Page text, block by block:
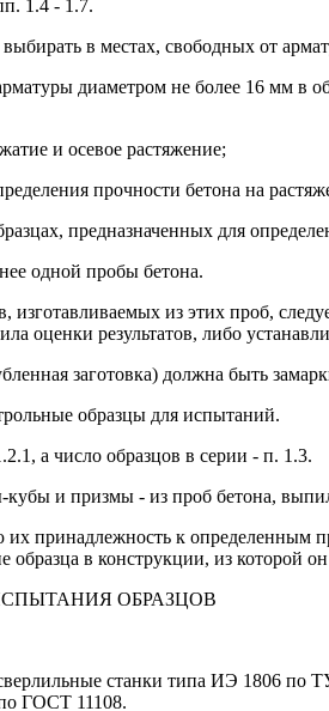
1.4 - 1.7.
в местах, свободных от
диаметром не более 16 мм
и осевое растяжение;
прочности бетона на
предназначенных для
одной пробы бетона.
изготавливаемых из этих проб,
оценки результатов, либо
заготовка) должна быть
образцы для испытаний.
а число образцов в серии - п. 1.3.
и призмы - из проб бетона,
принадлежность к определенным
в конструкции, из которой
ОБРАЗЦОВ
станки типа ИЭ 1806
ГОСТ 11108.